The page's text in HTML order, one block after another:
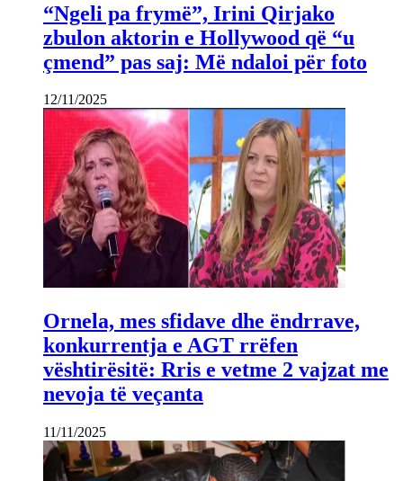
“Ngeli pa frymë”, Irini Qirjako
zbulon aktorin e Hollywood që “u
çmend” pas saj: Më ndaloi për foto
12/11/2025
Ornela, mes sfidave dhe ëndrrave,
konkurrentja e AGT rrëfen
vështirësitë: Rris e vetme 2 vajzat me
nevoja të veçanta
11/11/2025